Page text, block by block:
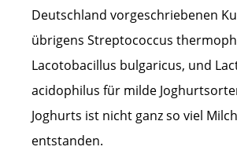
Deutschland vorgeschriebenen
übrigens Streptococcus
Lacotobacillus bulgaricus, und
acidophilus für milde
Joghurts ist nicht ganz so viel
entstanden.